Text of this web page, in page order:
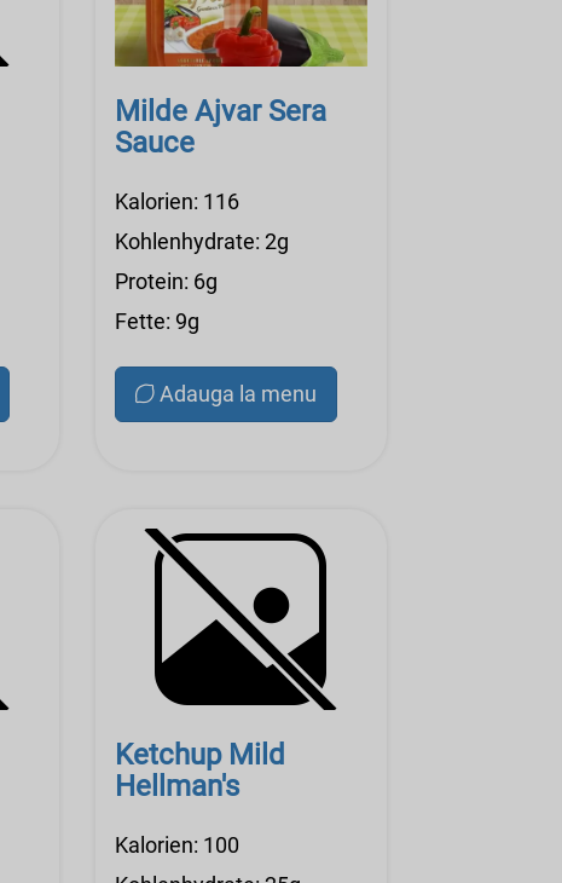
Milde Ajvar Sera
Sauce
Kalorien: 116
Kohlenhydrate: 2g
Protein: 6g
Fette: 9g
Adauga la menu
Ketchup Mild
Hellman's
Kalorien: 100